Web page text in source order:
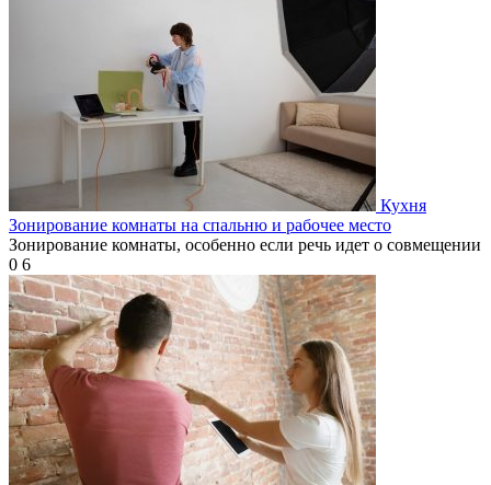
Кухня
Зонирование комнаты на спальню и рабочее место
Зонирование комнаты, особенно если речь идет о совмещении
0 6